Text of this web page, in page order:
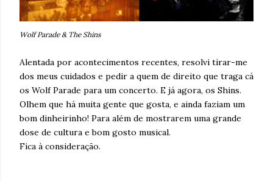
Wolf Parade & The Shins
Alentada por acontecimentos recentes, resolvi tirar-me
dos meus cuidados e pedir a quem de direito que traga cá
os Wolf Parade para um concerto. E já agora, os Shins.
Olhem que há muita gente que gosta, e ainda faziam um
bom dinheirinho! Para além de mostrarem uma grande
dose de cultura e bom gosto musical.
Fica à consideração.